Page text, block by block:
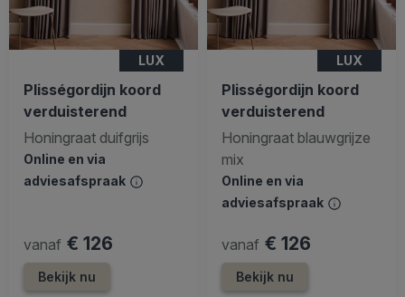
LUX
Plisségordijn koord
verduisterend
Honingraat duifgrijs
Online en via
adviesafspraak
vanaf € 126
Bekijk nu
LUX
Plisségordijn koord
verduisterend
Honingraat blauwgrijze
mix
Online en via
adviesafspraak
vanaf € 126
Bekijk nu